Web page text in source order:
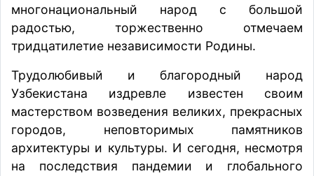
многонациональный народ с большой
радостью, торжественно отмечаем
тридцатилетие независимости Родины.
Трудолюбивый и благородный народ
Узбекистана издревле известен своим
мастерством возведения великих, прекрасных
городов, неповторимых памятников
архитектуры и культуры. И сегодня, несмотря
на последствия пандемии и глобального